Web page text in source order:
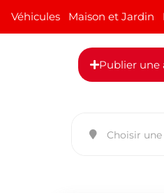
Véhicules Maison et Jardin
Publier une